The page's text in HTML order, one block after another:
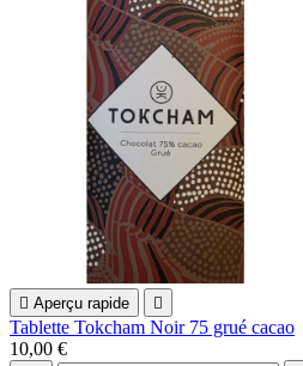
 Aperçu rapide 
Tablette Tokcham Noir 75 grué cacao
10,00 €